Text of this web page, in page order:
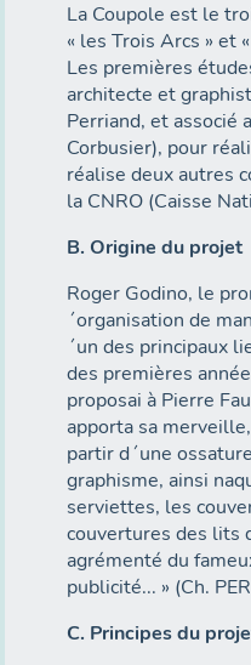
La Coupole est le
« les Trois Arcs » et
Les premières
architecte et
Perriand, et associé
Corbusier), pour
réalise deux autres
la CNRO (Caisse
B. Origine du projet
Roger Godino, le
´organisation de
´un des principaux
des premières
proposai à Pierre
apporta sa
partir d´une
graphisme, ainsi
serviettes, les
couvertures des lits
agrémenté du
publicité... » (Ch.
C. Principes du